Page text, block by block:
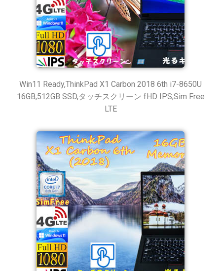
Win11 Ready,ThinkPad X1 Carbon 2018 6th i7-8650U
16GB,512GB SSD,タッチスクリーン fHD IPS,Sim Free
LTE